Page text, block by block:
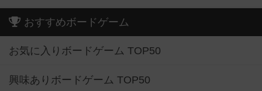
おすすめボードゲーム
お気に入りボードゲーム TOP50
興味ありボードゲーム TOP50